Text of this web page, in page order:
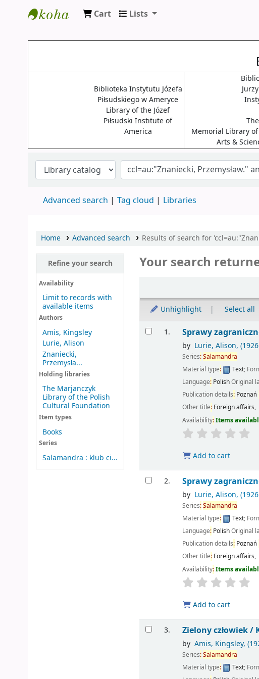
Cart Lists
Biblioteka Instytutu Józefa
Piłsudskiego w Ameryce
Library of the Józef
Piłsudski Institute of
America
Memorial Library
Arts &
Advanced search Tag cloud Libraries
Home Advanced search Results of search for
Refine your search
Availability
Limit to records with
available items
Authors
Amis, Kingsley
Lurie, Alison
Znaniecki,
Przemysła...
Holding libraries
The Marjanczyk
Library of the Polish
Cultural Foundation
Item types
Books
Series
Salamandra : klub ci...
Your search
Unhighlight Select all
Results
1. Sprawy
by Lurie, Alison,
Series:Salamandra
Material type: Text;
Language: PolishOriginal
Publication details: Poznań
Other title: Foreign affairs,
Availability:Items
Add to cart
2. Sprawy
by Lurie, Alison,
Series:Salamandra
Material type: Text;
Language: PolishOriginal
Publication details: Poznań
Other title: Foreign affairs,
Availability:Items
Add to cart
3. Zielony człowiek /
by Amis, Kingsley,
Series:Salamandra
Material type: Text;